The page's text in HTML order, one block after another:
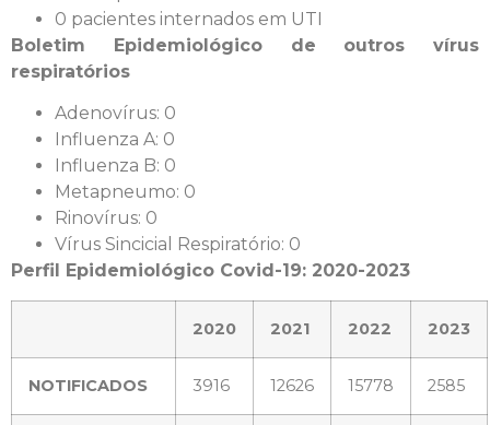
0 pacientes internados em UTI
Boletim Epidemiológico de outros vírus
respiratórios
Adenovírus: 0
Influenza A: 0
Influenza B: 0
Metapneumo: 0
Rinovírus: 0
Vírus Sincicial Respiratório: 0
Perfil Epidemiológico Covid-19: 2020-2023
2020 2021 2022 2023
NOTIFICADOS 3916 12626 15778 2585